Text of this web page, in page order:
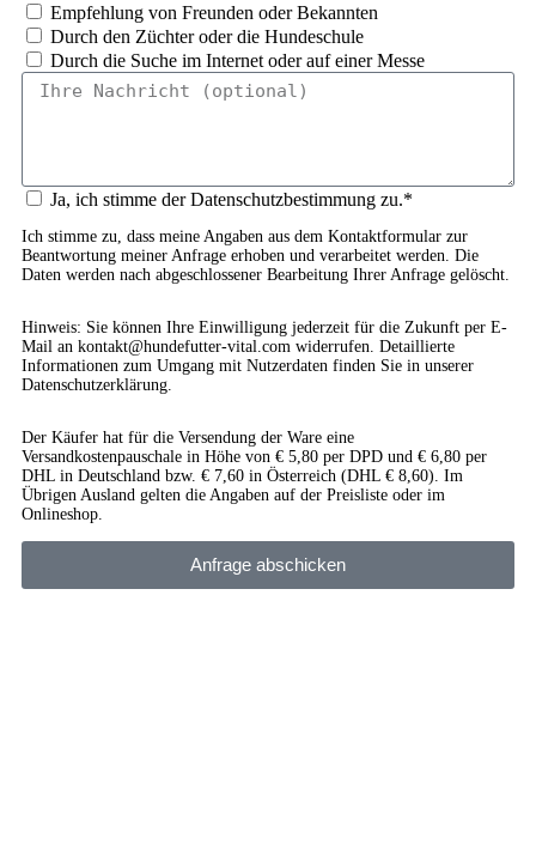
Empfehlung von Freunden oder Bekannten
Durch den Züchter oder die Hundeschule
Durch die Suche im Internet oder auf einer Messe
Ja, ich stimme der Datenschutzbestimmung zu.*
Ich stimme zu, dass meine Angaben aus dem Kontaktformular zur
Beantwortung meiner Anfrage erhoben und verarbeitet werden. Die
Daten werden nach abgeschlossener Bearbeitung Ihrer Anfrage gelöscht.
Hinweis: Sie können Ihre Einwilligung jederzeit für die Zukunft per E-
Mail an kontakt@hundefutter-vital.com widerrufen. Detaillierte
Informationen zum Umgang mit Nutzerdaten finden Sie in unserer
Datenschutzerklärung.
Der Käufer hat für die Versendung der Ware eine
Versandkostenpauschale in Höhe von € 5,80 per DPD und € 6,80 per
DHL in Deutschland bzw. € 7,60 in Österreich (DHL € 8,60). Im
Übrigen Ausland gelten die Angaben auf der Preisliste oder im
Onlineshop.
Anfrage abschicken